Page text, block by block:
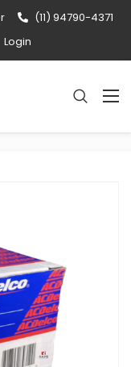
(11) 94790-4371
Login